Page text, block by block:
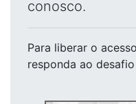
conosco.
Para liberar o acesso
responda ao